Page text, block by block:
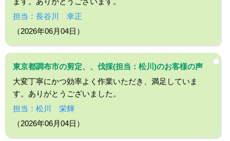
担当：長谷川 幸正
（2026年06月04日）
東京都調布市の剪定、、伐採(担当：松川)のお客様の声
大変丁寧にかつ効率よく作業いただき、満足していま
す。ありがとうございました。
担当：松川 栄輝
（2026年06月04日）